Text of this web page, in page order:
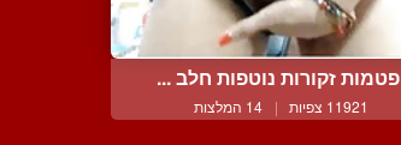
פטמות זקורות נוטפות חלב ...
11921 צפיות | 14 המלצות